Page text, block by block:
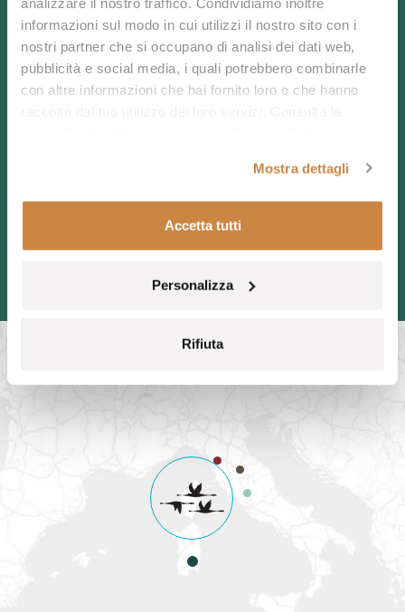
informazioni sul modo in cui utilizzi il nostro sito con i
nostri partner che si occupano di analisi dei dati web,
pubblicità e social media, i quali potrebbero combinarle
con altre informazioni che hai fornito loro o che hanno
Mostra dettagli
Accetta tutti
Personalizza
Rifiuta